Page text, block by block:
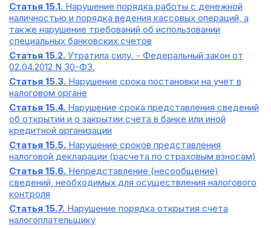
Статья 15.1. Нарушение порядка работы с денежной
наличностью и порядка ведения кассовых операций, а
также нарушение требований об использовании
специальных банковских счетов
Статья 15.2. Утратила силу. - Федеральный закон от
02.04.2012 N 30-ФЗ.
Статья 15.3. Нарушение срока постановки на учет в
налоговом органе
Статья 15.4. Нарушение срока представления сведений
об открытии и о закрытии счета в банке или иной
кредитной организации
Статья 15.5. Нарушение сроков представления
налоговой декларации (расчета по страховым взносам)
Статья 15.6. Непредставление (несообщение)
сведений, необходимых для осуществления налогового
контроля
Статья 15.7. Нарушение порядка открытия счета
налогоплательщику